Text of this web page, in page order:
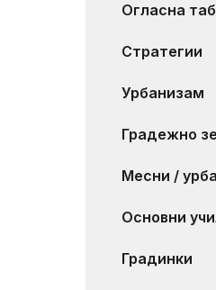
Огласна
Стратегии
Урбанизам
Градежно
Месни /
Основни
Градинки